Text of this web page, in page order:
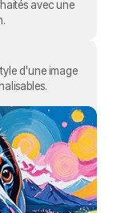
avec une
d'une image